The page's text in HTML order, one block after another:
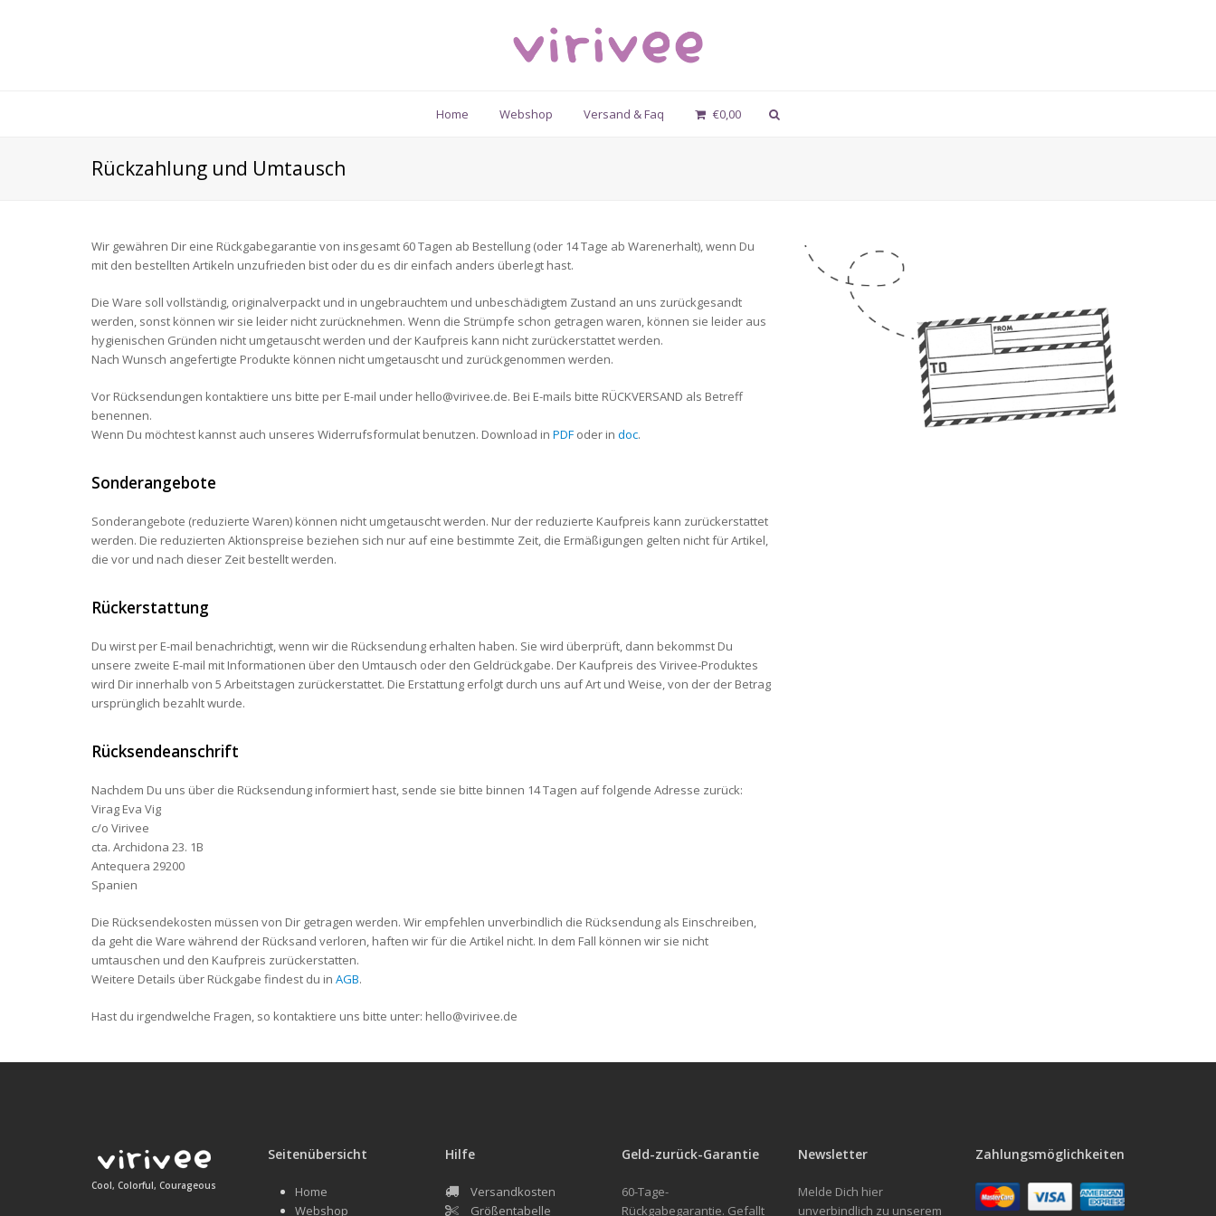
Home Webshop Versand & Faq €0,00
Rückzahlung und Umtausch
Wir gewähren Dir eine Rückgabegarantie von insgesamt 60 Tagen ab Bestellung (oder 14 Tage ab Warenerhalt), wenn Du
mit den bestellten Artikeln unzufrieden bist oder du es dir einfach anders überlegt hast.
Die Ware soll vollständig, originalverpackt und in ungebrauchtem und unbeschädigtem Zustand an uns zurückgesandt
werden, sonst können wir sie leider nicht zurücknehmen. Wenn die Strümpfe schon getragen waren, können sie leider aus
hygienischen Gründen nicht umgetauscht werden und der Kaufpreis kann nicht zurückerstattet werden.
Nach Wunsch angefertigte Produkte können nicht umgetauscht und zurückgenommen werden.
Vor Rücksendungen kontaktiere uns bitte per E-mail under hello@virivee.de. Bei E-mails bitte RÜCKVERSAND als Betreff
benennen.
Wenn Du möchtest kannst auch unseres Widerrufsformulat benutzen. Download in PDFoder in doc.
Sonderangebote
Sonderangebote (reduzierte Waren) können nicht umgetauscht werden. Nur der reduzierte Kaufpreis kann zurückerstattet
werden. Die reduzierten Aktionspreise beziehen sich nur auf eine bestimmte Zeit, die Ermäßigungen gelten nicht für Artikel,
die vor und nach dieser Zeit bestellt werden.
Rückerstattung
Du wirst per E-mail benachrichtigt, wenn wir die Rücksendung erhalten haben. Sie wird überprüft, dann bekommst Du
unsere zweite E-mail mit Informationen über den Umtausch oder den Geldrückgabe. Der Kaufpreis des Virivee-Produktes
wird Dir innerhalb von 5 Arbeitstagen zurückerstattet. Die Erstattung erfolgt durch uns auf Art und Weise, von der der Betrag
ursprünglich bezahlt wurde.
Rücksendeanschrift
Nachdem Du uns über die Rücksendung informiert hast, sende sie bitte binnen 14 Tagen auf folgende Adresse zurück:
Virag Eva Vig
c/o Virivee
cta. Archidona 23. 1B
Antequera 29200
Spanien
Die Rücksendekosten müssen von Dir getragen werden. Wir empfehlen unverbindlich die Rücksendung als Einschreiben,
da geht die Ware während der Rücksand verloren, haften wir für die Artikel nicht. In dem Fall können wir sie nicht
umtauschen und den Kaufpreis zurückerstatten.
Weitere Details über Rückgabe findest du in AGB.
Hast du irgendwelche Fragen, so kontaktiere uns bitte unter: hello@virivee.de
Cool, Colorful, Courageous
Seitenübersicht
Home
Webshop
Hilfe
Versandkosten
Größentabelle
Geld-zurück-Garantie
60-Tage-
Rückgabegarantie. Gefallt
Newsletter
Melde Dich hier
unverbindlich zu unserem
Zahlungsmöglichkeiten